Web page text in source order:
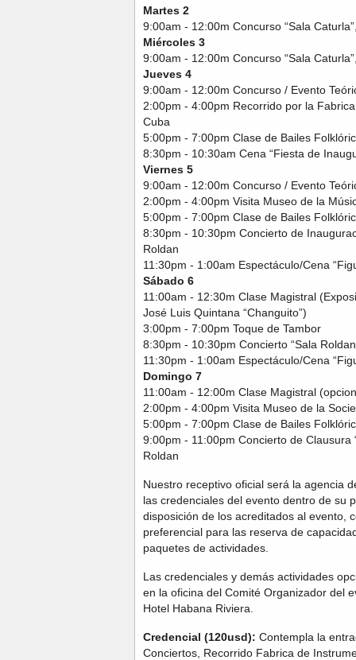
Martes 2
9:00am - 12:00m Concurso “Sala
Miércoles 3
9:00am - 12:00m Concurso “Sala
Jueves 4
9:00am - 12:00m Concurso / Evento
2:00pm - 4:00pm Recorrido por la
Cuba
5:00pm - 7:00pm Clase de Bailes
8:30pm - 10:30am Cena “Fiesta de
Viernes 5
9:00am - 12:00m Concurso / Evento
2:00pm - 4:00pm Visita Museo de la
5:00pm - 7:00pm Clase de Bailes
8:30pm - 10:30pm Concierto de
Roldan
11:30pm - 1:00am Espectáculo/Cena
Sábado 6
11:00am - 12:30m Clase Magistral
José Luis Quintana “Changuito”)
3:00pm - 7:00pm Toque de Tambor
8:30pm - 10:30pm Concierto “Sala
11:30pm - 1:00am Espectáculo/Cena
Domingo 7
11:00am - 12:00m Clase Magistral
2:00pm - 4:00pm Visita Museo de la
5:00pm - 7:00pm Clase de Bailes
9:00pm - 11:00pm Concierto de Clausura
Roldan
Nuestro receptivo oficial será la agencia
las credenciales del evento dentro de su
disposición de los acreditados al evento,
preferencial para las reserva de
paquetes de actividades.
Las credenciales y demás actividades
en la oficina del Comité Organizador del
Hotel Habana Riviera.
Credencial (120usd): Contempla la
Conciertos, Recorrido Fabrica de